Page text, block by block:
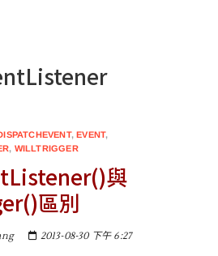
,EVENT,
, WILLTRIGGER
與
區別
2013-08-30 下午 6:27